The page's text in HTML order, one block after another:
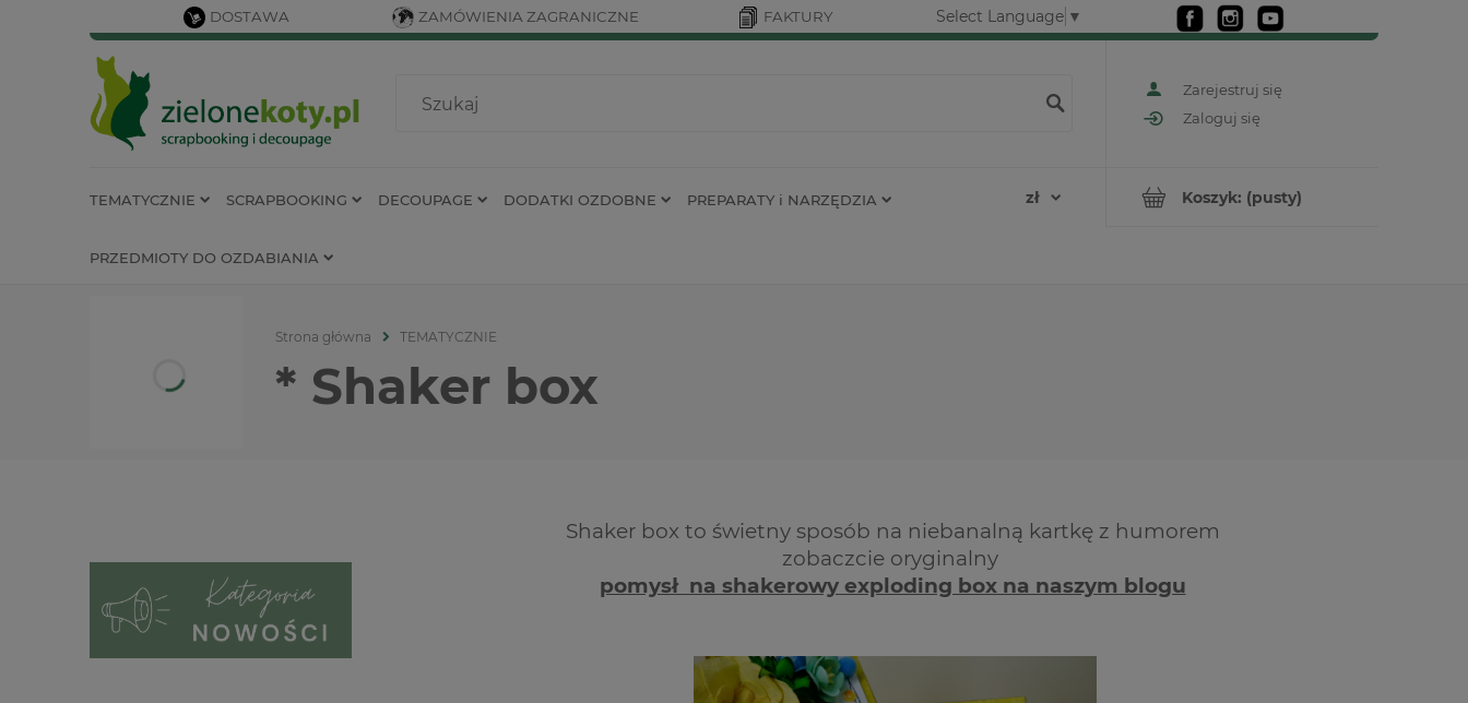
DOSTAWA ZAMÓWIENIA ZAGRANICZNE FAKTURY Select Language ▼
Zarejestruj się
Zaloguj się
Koszyk: (pusty)
TEMATYCZNIE SCRAPBOOKING DECOUPAGE DODATKI OZDOBNE PREPARATY i NARZĘDZIA
PRZEDMIOTY DO OZDABIANIA
Strona główna TEMATYCZNIE
* Shaker box
Shaker box to świetny sposób na niebanalną kartkę z humorem
zobaczcie oryginalny
pomysł na shakerowy exploding box na naszym blogu